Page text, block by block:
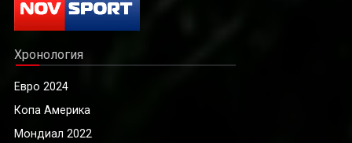
Хронология
Евро 2024
Копа Америка
Мондиал 2022